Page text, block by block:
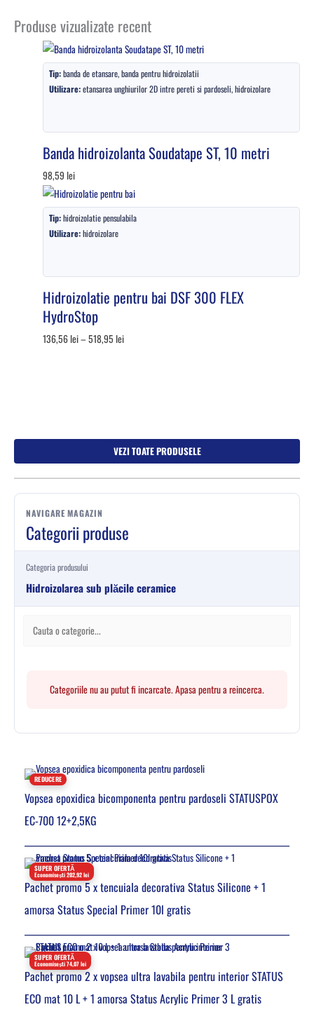
VEZI TOATE PRODUSELE
NAVIGARE MAGAZIN
Categorii produse
Categoria produsului
Hidroizolarea sub plăcile ceramice
Categoriile nu au putut fi incarcate. Apasa pentru a reincerca.
REDUCERE
Vopsea epoxidica bicomponenta pentru pardoseli STATUSPOX
EC-700 12+2,5KG
SUPER OFERTĂ
Economisești 202,92 lei
Pachet promo 5 x tencuiala decorativa Status Silicone + 1
amorsa Status Special Primer 10l gratis
SUPER OFERTĂ
Economisești 74,07 lei
Pachet promo 2 x vopsea ultra lavabila pentru interior STATUS
ECO mat 10 L + 1 amorsa Status Acrylic Primer 3 L gratis
Produse vizualizate recent
Tip:banda de etansare, banda pentru hidroizolatii
Utilizare:etansarea unghiurilor 2D intre pereti si pardoseli, hidroizolare
Banda hidroizolanta Soudatape ST, 10 metri
98,59lei
Tip:hidroizolatie pensulabila
Utilizare:hidroizolare
Hidroizolatie pentru bai DSF 300 FLEX
HydroStop
136,56lei–518,95lei